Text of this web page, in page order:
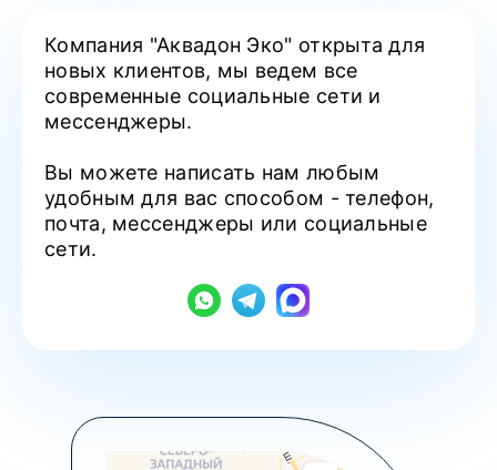
Компания "Аквадон Эко" открыта для
новых клиентов, мы ведем все
современные социальные сети и
мессенджеры.
Вы можете написать нам любым
удобным для вас способом - телефон,
почта, мессенджеры или социальные
сети.